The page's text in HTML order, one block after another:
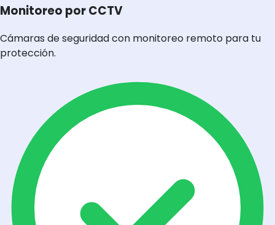
Monitoreo por CCTV
Cámaras de seguridad con monitoreo remoto para tu
protección.